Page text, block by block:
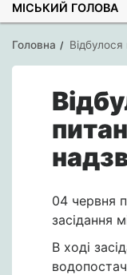
МІСЬКИЙ ГОЛОВА
Головна Відбулося
04 червня
засідання
В ході